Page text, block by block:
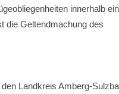
innerhalb
die Geltendmachung des
Landkreis Amberg-